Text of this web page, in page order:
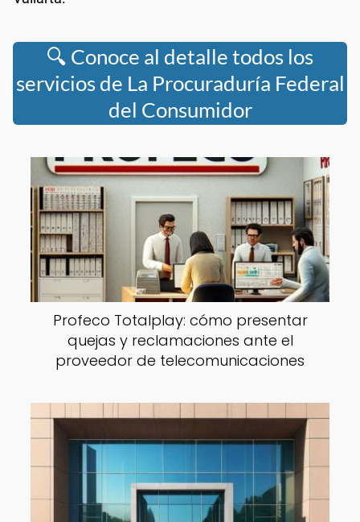
🔍 Conoce al detalle todos los
servicios de La Procuraduría Federal
del Consumidor
Profeco Totalplay: cómo presentar
quejas y reclamaciones ante el
proveedor de telecomunicaciones